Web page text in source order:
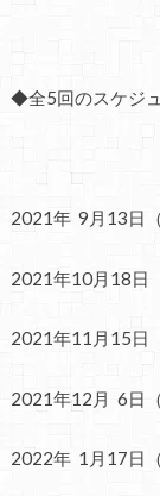
◆全5回のスケジ
2021年 9月13日
2021年10月18日
2021年11月15日
2021年12月 6日
2022年 1月17日